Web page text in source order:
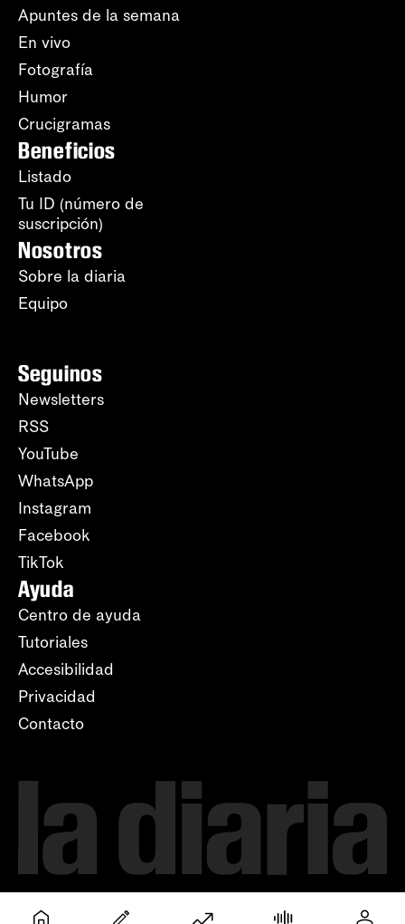
Apuntes de la semana
En vivo
Fotografía
Humor
Crucigramas
Beneficios
Listado
Tu ID (número de
suscripción)
Nosotros
Sobre la diaria
Equipo
Seguinos
Newsletters
RSS
YouTube
WhatsApp
Instagram
Facebook
TikTok
Ayuda
Centro de ayuda
Tutoriales
Accesibilidad
Privacidad
Contacto